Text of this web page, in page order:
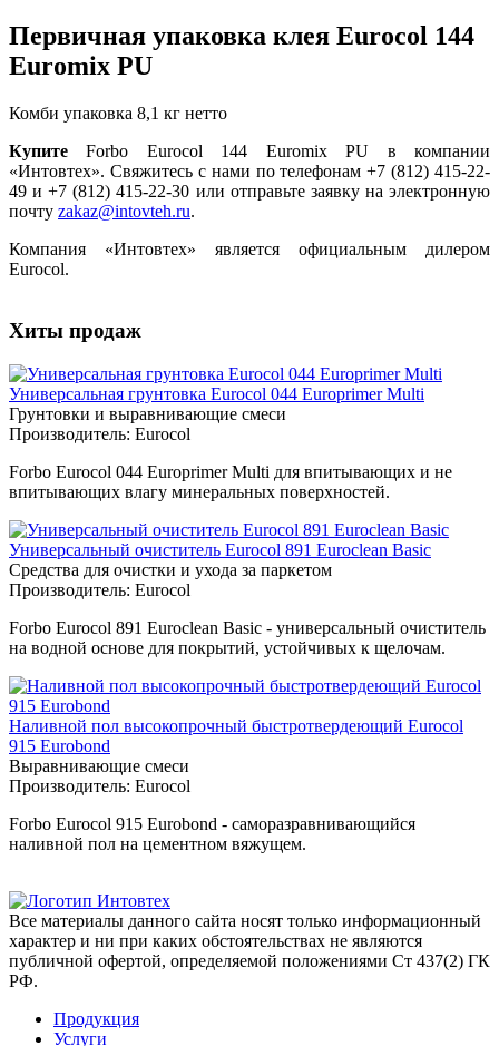
Первичная упаковка клея Eurocol 144
Euromix PU
Комби упаковка 8,1 кг нетто
Купите Forbo Eurocol 144 Euromix PU в компании
«Интовтех». Свяжитесь с нами по телефонам +7 (812) 415-22-
49 и +7 (812) 415-22-30 или отправьте заявку на электронную
почту zakaz@intovteh.ru.
Компания «Интовтех» является официальным дилером
Eurocol.
Хиты продаж
Универсальная грунтовка Eurocol 044 Europrimer Multi
Грунтовки и выравнивающие смеси
Производитель: Eurocol
Forbo Eurocol 044 Europrimer Multi для впитывающих и не
впитывающих влагу минеральных поверхностей.
Универсальный очиститель Eurocol 891 Euroclean Basic
Средства для очистки и ухода за паркетом
Производитель: Eurocol
Forbo Eurocol 891 Euroclean Basic - универсальный очиститель
на водной основе для покрытий, устойчивых к щелочам.
Наливной пол высокопрочный быстротвердеющий Eurocol
915 Eurobond
Выравнивающие смеси
Производитель: Eurocol
Forbo Eurocol 915 Eurobond - саморазравнивающийся
наливной пол на цементном вяжущем.
Все материалы данного сайта носят только информационный
характер и ни при каких обстоятельствах не являются
публичной офертой, определяемой положениями Ст 437(2) ГК
РФ.
Продукция
Услуги